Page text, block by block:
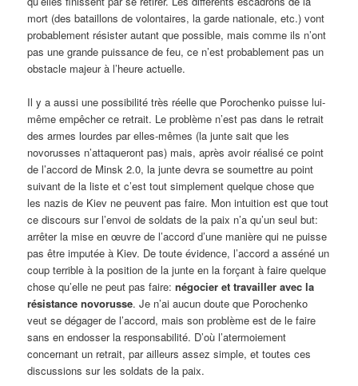
mort (des bataillons de volontaires, la garde nationale, etc.) vont
probablement résister autant que possible, mais comme ils n’ont
pas une grande puissance de feu, ce n’est probablement pas un
obstacle majeur à l’heure actuelle.
Il y a aussi une possibilité très réelle que Porochenko puisse lui-
même empêcher ce retrait. Le problème n’est pas dans le retrait
des armes lourdes par elles-mêmes (la junte sait que les
novorusses n’attaqueront pas) mais, après avoir réalisé ce point
de l’accord de Minsk 2.0, la junte devra se soumettre au point
suivant de la liste et c’est tout simplement quelque chose que
les nazis de Kiev ne peuvent pas faire. Mon intuition est que tout
ce discours sur l’envoi de soldats de la paix n’a qu’un seul but:
arrêter la mise en œuvre de l’accord d’une manière qui ne puisse
pas être imputée à Kiev. De toute évidence, l’accord a asséné un
coup terrible à la position de la junte en la forçant à faire quelque
chose qu’elle ne peut pas faire:négocier et travailler avec la
résistance novorusse. Je n’ai aucun doute que Porochenko
veut se dégager de l’accord, mais son problème est de le faire
sans en endosser la responsabilité. D’où l’atermoiement
concernant un retrait, par ailleurs assez simple, et toutes ces
discussions sur les soldats de la paix.